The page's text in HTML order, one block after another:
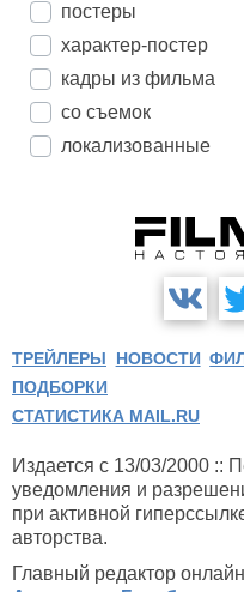
постеры
характер-постер
кадры из фильма
со съемок
локализованные
ТРЕЙЛЕРЫ НОВОСТИ
ПОДБОРКИ
СТАТИСТИКА MAIL.RU
Издается с 13/03/2000 ::
уведомления и
при активной
авторства.
Главный редактор